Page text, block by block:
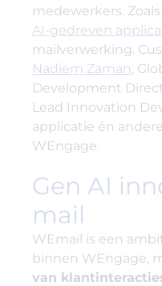
medewerkers. Zoals
AI-gedreven
mailverwerking.
Nadiem Zaman,
Development
Lead Innovation
applicatie én
WEngage.
Gen AI
mail
WEmail is een
binnen WEngage,
van